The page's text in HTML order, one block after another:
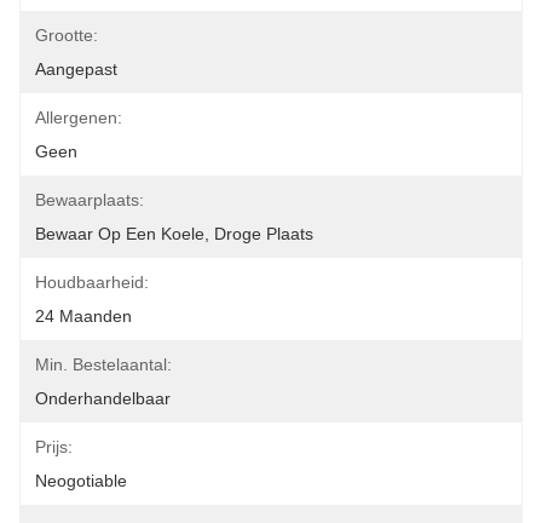
Grootte:
Aangepast
Allergenen:
Geen
Bewaarplaats:
Bewaar Op Een Koele, Droge Plaats
Houdbaarheid:
24 Maanden
Min. Bestelaantal:
Onderhandelbaar
Prijs:
Neogotiable